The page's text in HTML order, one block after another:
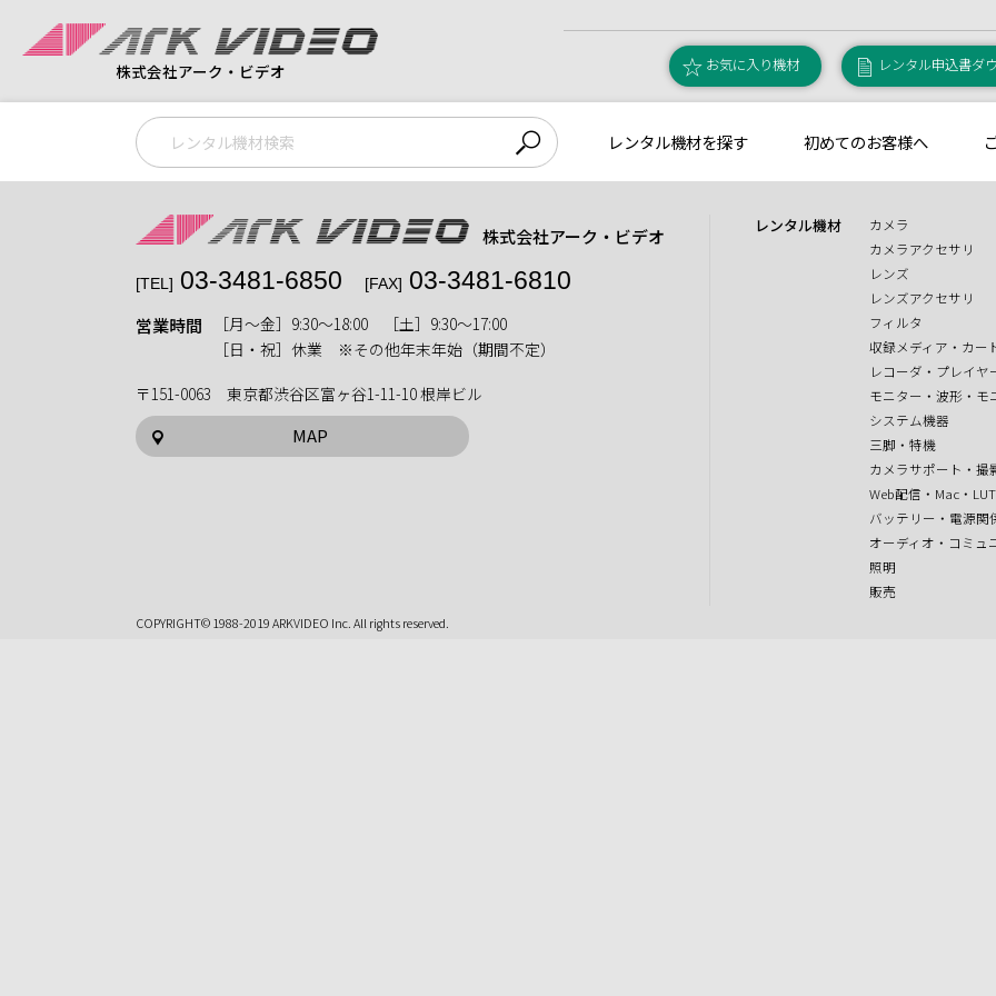
株式会社アーク・ビデオ お気に入り機材 レンタル申込書ダ
レンタル機材を探す 初めてのお客様へ
株式会社アーク・ビデオ
[TEL] 03-3481-6850 [FAX] 03-3481-6810
営業時間
［月〜金］9:30〜18:00 ［土］9:30〜17:00
［日・祝］休業 ※その他年末年始（期間不定）
〒151-0063 東京都渋谷区富ヶ谷1-11-10 根岸ビル
MAP
レンタル機材
カメラ
カメラアクセサリ
レンズ
レンズアクセサリ
フィルタ
収録メディア・カー
レコーダ・プレイヤ
モニター・波形・モ
システム機器
三脚・特機
カメラサポート・撮
Web配信・Mac・
バッテリー・電源関
オーディオ・コミュ
照明
販売
COPYRIGHT© 1988-2019 ARKVIDEO Inc. All rights reserved.